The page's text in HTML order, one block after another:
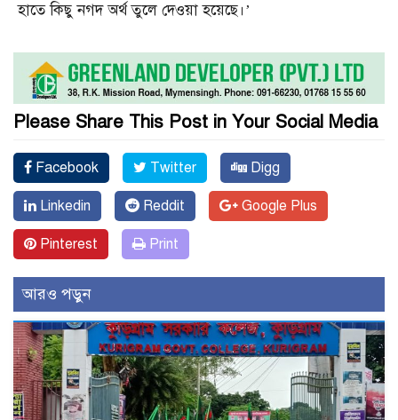
হাতে কিছু নগদ অর্থ তুলে দেওয়া হয়েছে।’
Please Share This Post in Your Social Media
Facebook Twitter Digg
Linkedin Reddit Google Plus
Pinterest Print
আরও পড়ুন